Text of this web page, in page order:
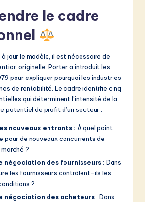
le cadre
jour le modèle, il est nécessaire de
originelle. Porter a introduit les
pour expliquer pourquoi les industries
de rentabilité. Le cadre identifie cinq
qui déterminent l’intensité de la
potentiel de profit d’un secteur :
nouveaux entrants : À quel point
de nouveaux concurrents de
?
négociation des fournisseurs : Dans
les fournisseurs contrôlent-ils les
?
négociation des acheteurs : Dans